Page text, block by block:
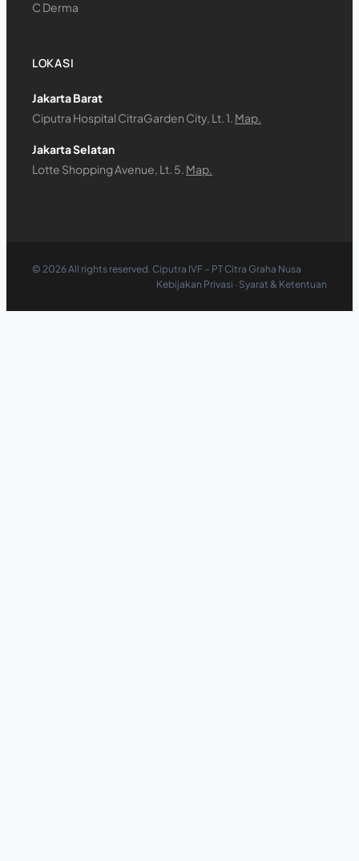
C Derma
LOKASI
Jakarta Barat
Ciputra Hospital CitraGarden City, Lt. 1. Map.
Jakarta Selatan
Lotte Shopping Avenue, Lt. 5. Map.
© 2026All rights reserved. Ciputra IVF – PT Citra Graha Nusa
Kebijakan Privasi · Syarat & Ketentuan